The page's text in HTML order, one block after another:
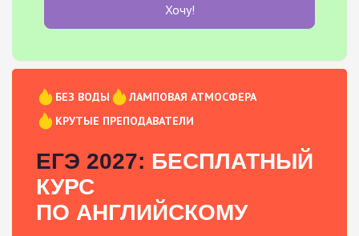
Хочу!
БЕЗ ВОДЫ
ЛАМПОВАЯ АТМОСФЕРА
КРУТЫЕ ПРЕПОДАВАТЕЛИ
ЕГЭ 2027: БЕСПЛАТНЫЙ
КУРС
ПО АНГЛИЙСКОМУ